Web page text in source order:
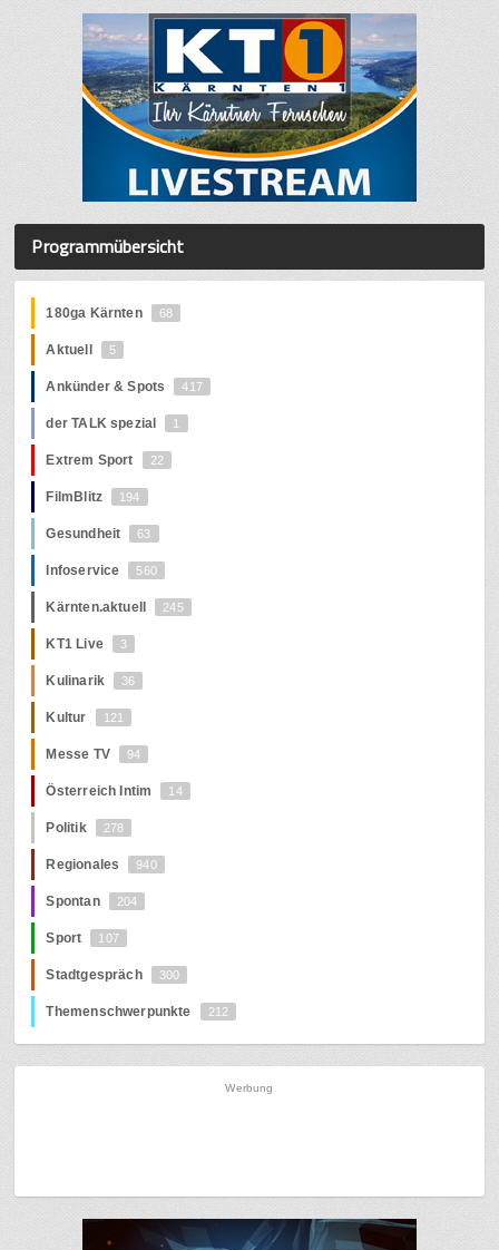
Programmübersicht
180ga Kärnten 68
Aktuell 5
Ankünder & Spots 417
der TALK spezial 1
Extrem Sport 22
FilmBlitz 194
Gesundheit 63
Infoservice 560
Kärnten.aktuell 245
KT1 Live 3
Kulinarik 36
Kultur 121
Messe TV 94
Österreich Intim 14
Politik 278
Regionales 940
Spontan 204
Sport 107
Stadtgespräch 300
Themenschwerpunkte 212
Werbung